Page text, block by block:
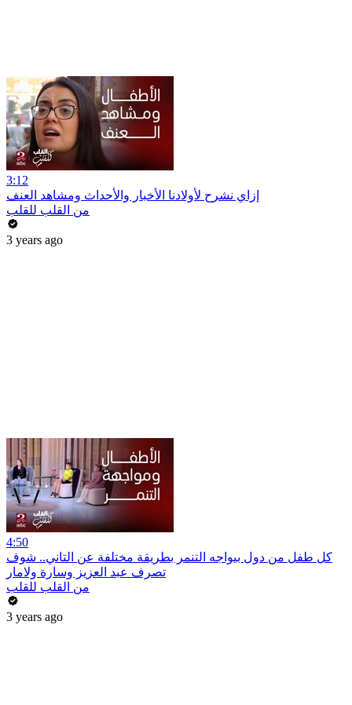
3:12
إزاي نشرح لأولادنا الأخبار والأحداث ومشاهد العنف
من القلب للقلب
3 years ago
4:50
كل طفل من دول بيواجه التنمر بطريقة مختلفة عن التاني.. شوف
تصرف عبد العزيز وسارة ولامار
من القلب للقلب
3 years ago